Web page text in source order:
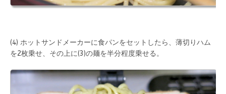
(4) ホットサンドメーカーに食パンをセットしたら、薄切りハム
を2枚乗せ、その上に(3)の麺を半分程度乗せる。